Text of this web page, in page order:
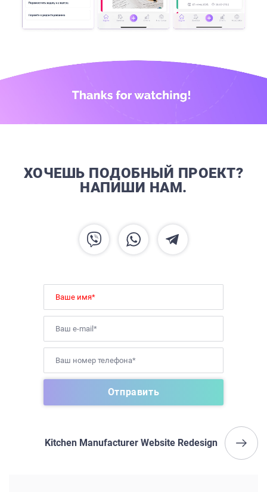
ХОЧЕШЬ ПОДОБНЫЙ ПРОЕКТ?
НАПИШИ НАМ.
Kitchen Manufacturer Website Redesign